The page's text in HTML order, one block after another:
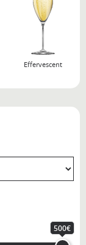
Effervescent
500€